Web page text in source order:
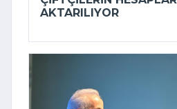
AKTARILIYOR